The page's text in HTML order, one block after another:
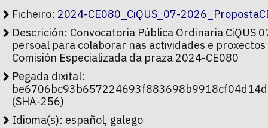
Ficheiro: 2024-CE080_CiQUS_07-
Descrición: Convocatoria Pública Ordinaria CiQUS
persoal para colaborar nas actividades e
Comisión Especializada da praza 2024-CE080
Pegada dixital:
(SHA-256)
Idioma(s): español, galego